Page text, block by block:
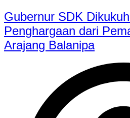
Gubernur SDK
Penghargaan dari
Arajang Balanipa